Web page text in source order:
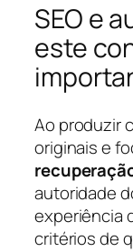
SEO e
este
Ao produzir
originais e
autoridade
experiência
critérios de